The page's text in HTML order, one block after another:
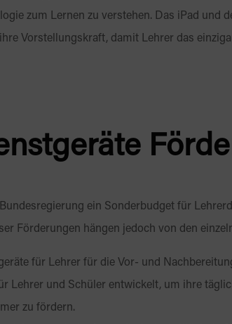
zum Lernen zu verstehen. Das iPad und
Vorstellungskraft, damit Lehrer das
ein Sonderbudget für
Förderungen hängen jedoch von den
für Lehrer für die Vor- und
Lehrer und Schüler entwickelt, um ihre
zu fördern.